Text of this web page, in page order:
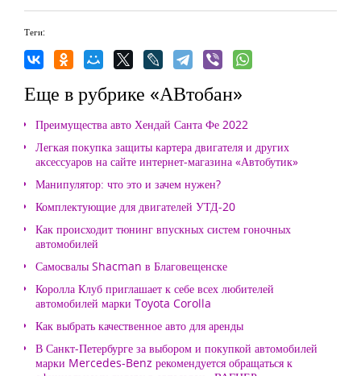
Теги:
Еще в рубрике «АВтобан»
Преимущества авто Хендай Санта Фе 2022
Легкая покупка защиты картера двигателя и других
аксессуаров на сайте интернет-магазина «Автобутик»
Манипулятор: что это и зачем нужен?
Комплектующие для двигателей УТД-20
Как происходит тюнинг впускных систем гоночных
автомобилей
Самосвалы Shacman в Благовещенске
Королла Клуб приглашает к себе всех любителей
автомобилей марки Toyota Corolla
Как выбрать качественное авто для аренды
В Санкт-Петербурге за выбором и покупкой автомобилей
марки Mercedes-Benz рекомендуется обращаться к